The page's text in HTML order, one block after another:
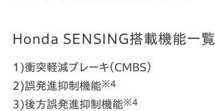
Honda SENSING搭載機能一覧
1)衝突軽減ブレーキ（CMBS）
2)誤発進抑制機能※4
3)後方誤発進抑制機能※4